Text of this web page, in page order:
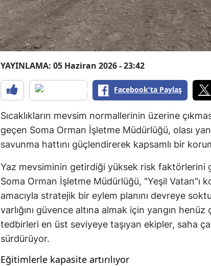
YAYINLAMA: 05 Haziran 2026 - 23:42
Facebook'ta Paylaş
Sıcaklıkların mevsim normallerinin üzerine
geçen Soma Orman İşletme Müdürlüğü, olası
savunma hattını güçlendirerek kapsamlı bir
Yaz mevsiminin getirdiği yüksek risk faktörlerini
Soma Orman İşletme Müdürlüğü, "Yeşil Vatan"ı
amacıyla stratejik bir eylem planını devreye
varlığını güvence altına almak için yangın
tedbirleri en üst seviyeye taşıyan ekipler, saha
sürdürüyor.
Eğitimlerle kapasite artırılıyor